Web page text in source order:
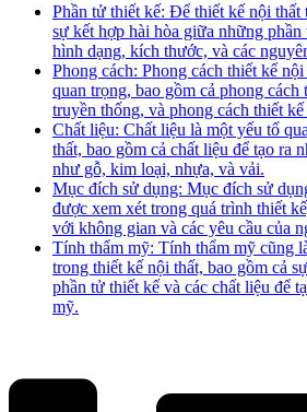
Phần tử thiết kế: Để thiết kế nội thất
sự kết hợp hài hòa giữa những phần
hình dạng, kích thước, và các
Phong cách: Phong cách thiết kế
quan trọng, bao gồm cả phong cách
truyền thống, và phong cách thiết kế
Chất liệu: Chất liệu là một yếu tố
thất, bao gồm cả chất liệu để tạo ra
như gỗ, kim loại, nhựa, và vải.
Mục đích sử dụng: Mục đích sử
được xem xét trong quá trình thiết
với không gian và các yêu cầu của
Tính thẩm mỹ: Tính thẩm mỹ cũng
trong thiết kế nội thất, bao gồm cả
phần tử thiết kế và các chất liệu để
mỹ.